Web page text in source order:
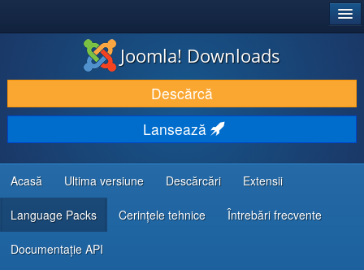
DESCARCĂ & ȘI EXTINDE
DESCOPERĂ & ÎNVAȚĂ
COMUNITATE & SUPORT
RESURSE DEZVOLTATORI
Joomla! Downloads
Descărcă
Lansează
Acasă Ultima versiune Descărcări Extensii
Language Packs Cerințele tehnice Întrebări frecvente
Documentaţie API